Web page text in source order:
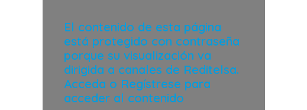
El contenido de esta página
está protegido con contraseña
porque su visualización va
dirigida a canales de Reditelsa.
Acceda o Regístrese para
acceder al contenido